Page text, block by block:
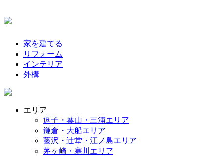
家を建てる
リフォーム
インテリア
外構
エリア
逗子・葉山・三浦エリア
鎌倉・大船エリア
藤沢・辻堂・江ノ島エリア
茅ヶ崎・寒川エリア